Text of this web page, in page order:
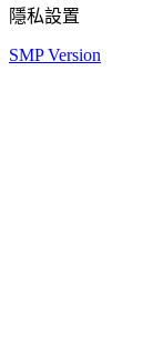
隱私設置
SMP Version